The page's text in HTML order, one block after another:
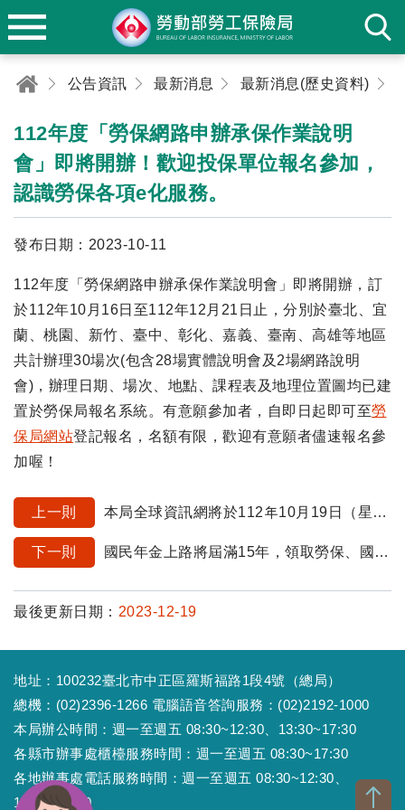
公告資訊 最新消息 最新消息(歷史資料)
112年度「勞保網路申辦承保作業說明
會」即將開辦！歡迎投保單位報名參加，
認識勞保各項e化服務。
發布日期：2023-10-11
112年度「勞保網路申辦承保作業說明會」即將開辦，訂
於112年10月16日至112年12月21日止，分別於臺北、宜
蘭、桃園、新竹、臺中、彰化、嘉義、臺南、高雄等地區
共計辦理30場次(包含28場實體說明會及2場網路說明
會)，辦理日期、場次、地點、課程表及地理位置圖均已建
置於勞保局報名系統。有意願參加者，自即日起即可至勞
保局網站登記報名，名額有限，歡迎有意願者儘速報名參
加喔！
上一則 本局全球資訊網將於112年10月19日（星期四）17:00~17:30暫停服務。
下一則 國民年金上路將屆滿15年，領取勞保、國保雙年金，讓老年生活更有保障
最後更新日期： 2023-12-19
地址：100232臺北市中正區羅斯福路1段4號（總局）
總機：(02)2396-1266 電腦語音答詢服務：(02)2192-1000
本局辦公時間：週一至週五 08:30~12:30、13:30~17:30
各縣市辦事處櫃檯服務時間：週一至週五 08:30~17:30
各地辦事處電話服務時間：週一至週五 08:30~12:30、
13:30~17:30